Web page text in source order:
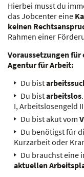
Hierbei musst du
das Jobcenter eine
keinen
Rahmen einer
Voraussetzungen
Agentur für Arbeit:
Du bist
Du bistarbeitslos
I, Arbeitslosengeld
Du bist akut vom
Du benötigst für
Kurzarbeit oder
Du brauchst eine
aktuellen